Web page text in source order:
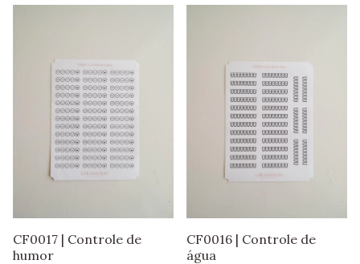
CF0017 | Controle de
humor
CF0016 | Controle de
água